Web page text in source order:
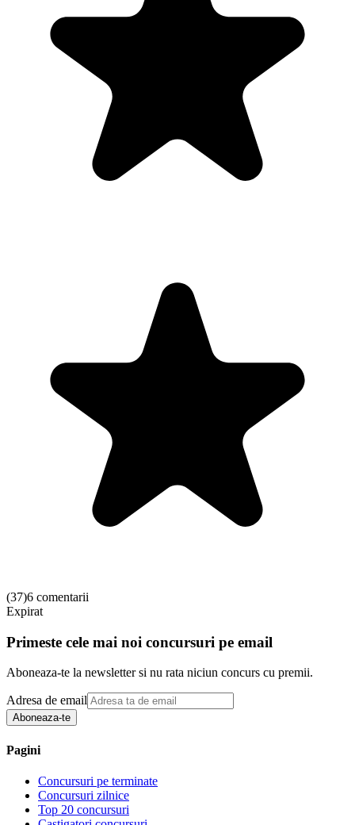
(37)6 comentarii
Expirat
Primeste cele mai noi concursuri pe email
Aboneaza-te la newsletter si nu rata niciun concurs cu premii.
Adresa de email
Aboneaza-te
Pagini
Concursuri pe terminate
Concursuri zilnice
Top 20 concursuri